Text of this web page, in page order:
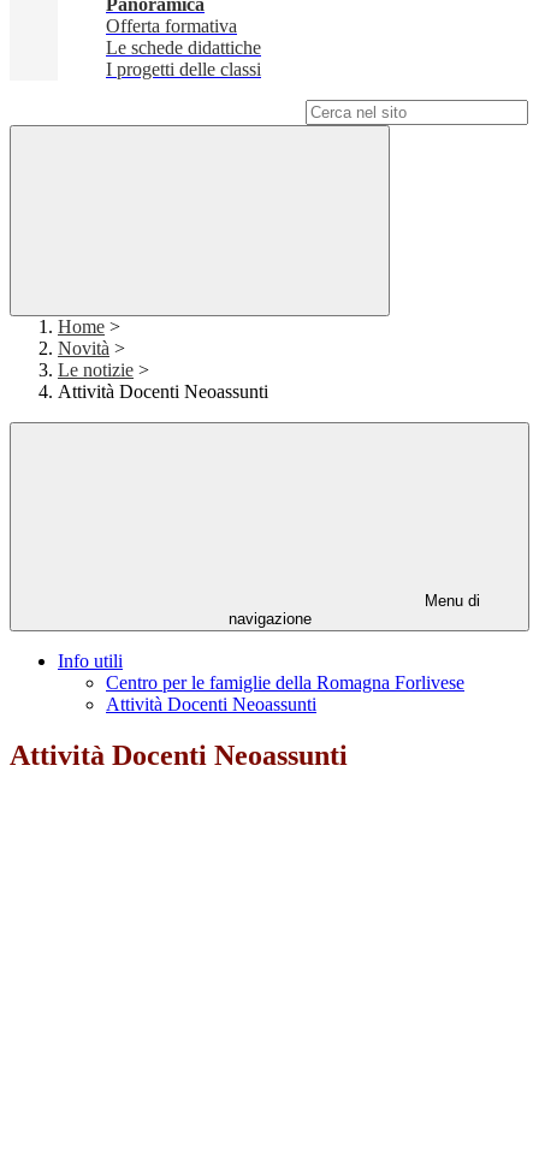
Panoramica
Offerta formativa
Le schede didattiche
I progetti delle classi
Home >
Novità >
Le notizie >
Attività Docenti Neoassunti
Menu di
navigazione
Info utili
Centro per le famiglie della Romagna Forlivese
Attività Docenti Neoassunti
Attività Docenti Neoassunti